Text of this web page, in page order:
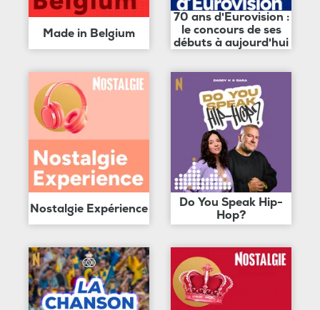
Made in Belgium
70 ans d'Eurovision :
le concours de ses
débuts à aujourd'hui
Nostalgie Expérience
Do You Speak Hip-
Hop?